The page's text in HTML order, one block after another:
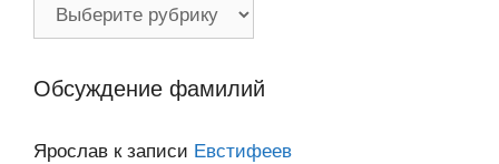
Обсуждение фамилий
Ярослав к записи Евстифеев